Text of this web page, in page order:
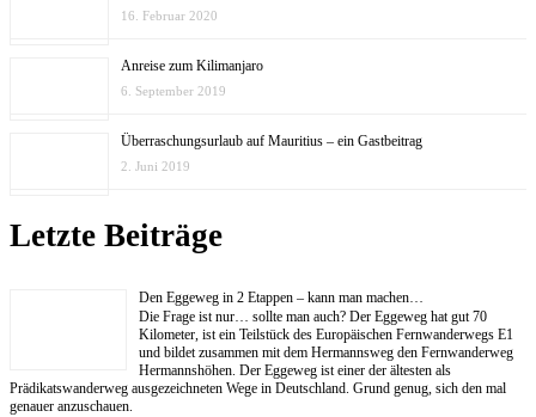
16. Februar 2020
Anreise zum Kilimanjaro
6. September 2019
Überraschungsurlaub auf Mauritius – ein Gastbeitrag
2. Juni 2019
Letzte Beiträge
Den Eggeweg in 2 Etappen – kann man machen…
Die Frage ist nur… sollte man auch? Der Eggeweg hat gut 70
Kilometer, ist ein Teilstück des Europäischen Fernwanderwegs E1
und bildet zusammen mit dem Hermannsweg den Fernwanderweg
Hermannshöhen. Der Eggeweg ist einer der ältesten als
Prädikatswanderweg ausgezeichneten Wege in Deutschland. Grund genug, sich den mal
genauer anzuschauen.